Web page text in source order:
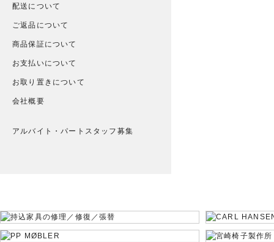
配送について
ご返品について
商品保証について
お支払いについて
お取り置きについて
会社概要
アルバイト・パートスタッフ募集